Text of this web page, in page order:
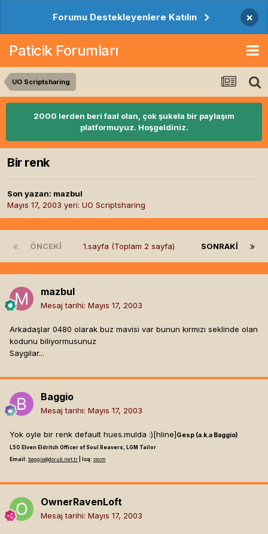
Forumu Destekleyenlere Katılın ×
Paticik Forumları
UO Scriptsharing
2000 lerden beri faal olan, çok şukela bir paylaşım
platformuyuz. Hoşgeldiniz.
Bir renk
Son yazan: mazbul
Mayıs 17, 2003 yeri: UO Scriptsharing
ÖNCEKI SONRAKI
1.sayfa (Toplam 2 sayfa)
mazbul
Mesaj tarihi: Mayıs 17, 2003
Arkadaşlar 0480 olarak buz mavisi var bunun kırmızı seklinde olan
kodunu biliyormusunuz
Saygilar...
Baggio
Mesaj tarihi: Mayıs 17, 2003
Yok oyle bir renk default hues.mulda :)[hline]Gesp (a.k.a Baggio)
L50 Elven Eldritch Officer of Soul Reavers, LGM Tailor
Email: baggio@doruk.net.tr | Icq: 5100111
OwnerRavenLoft
Mesaj tarihi: Mayıs 17, 2003